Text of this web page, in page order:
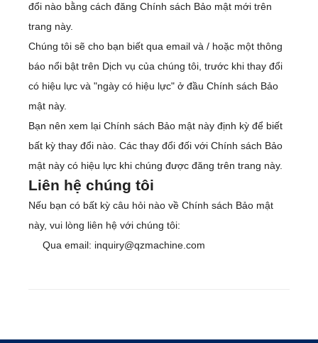
đổi nào bằng cách đăng Chính sách Bảo mật mới trên
trang này.
Chúng tôi sẽ cho bạn biết qua email và / hoặc một thông
báo nổi bật trên Dịch vụ của chúng tôi, trước khi thay đổi
có hiệu lực và "ngày có hiệu lực" ở đầu Chính sách Bảo
mật này.
Bạn nên xem lại Chính sách Bảo mật này định kỳ để biết
bất kỳ thay đổi nào. Các thay đổi đối với Chính sách Bảo
mật này có hiệu lực khi chúng được đăng trên trang này.
Liên hệ chúng tôi
Nếu bạn có bất kỳ câu hỏi nào về Chính sách Bảo mật
này, vui lòng liên hệ với chúng tôi:
Qua email: inquiry@qzmachine.com